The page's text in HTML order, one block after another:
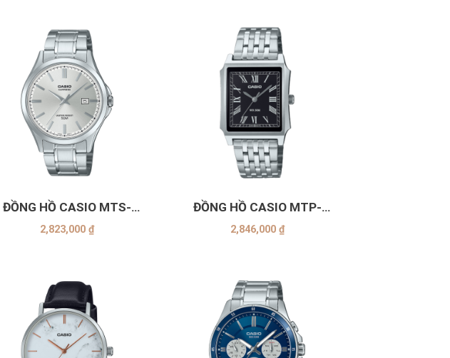
ĐỒNG HỒ CASIO MTS-
115D-7AVDF
2,823,000 ₫
ĐỒNG HỒ CASIO MTP-
B190D-1BVDF
2,846,000 ₫